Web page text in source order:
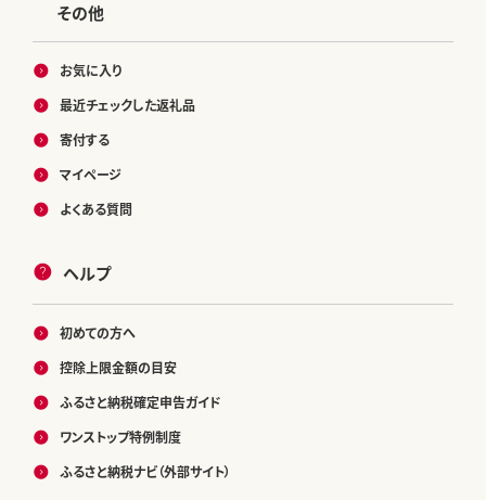
その他
お気に入り
最近チェックした返礼品
寄付する
マイページ
よくある質問
ヘルプ
初めての方へ
控除上限金額の目安
ふるさと納税確定申告ガイド
ワンストップ特例制度
ふるさと納税ナビ（外部サイト）